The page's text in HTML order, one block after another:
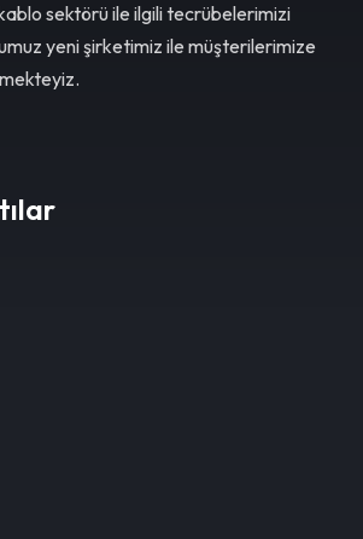
sektörü ile ilgili tecrübelerimizi
yeni şirketimiz ile müşterilerimize